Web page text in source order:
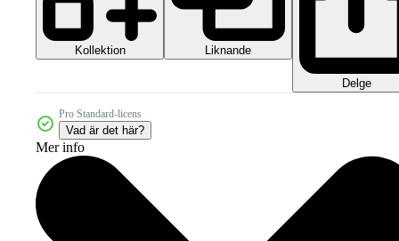
Kollektion Liknande
Delge
Pro Standard-licens
Vad är det här?
Mer info